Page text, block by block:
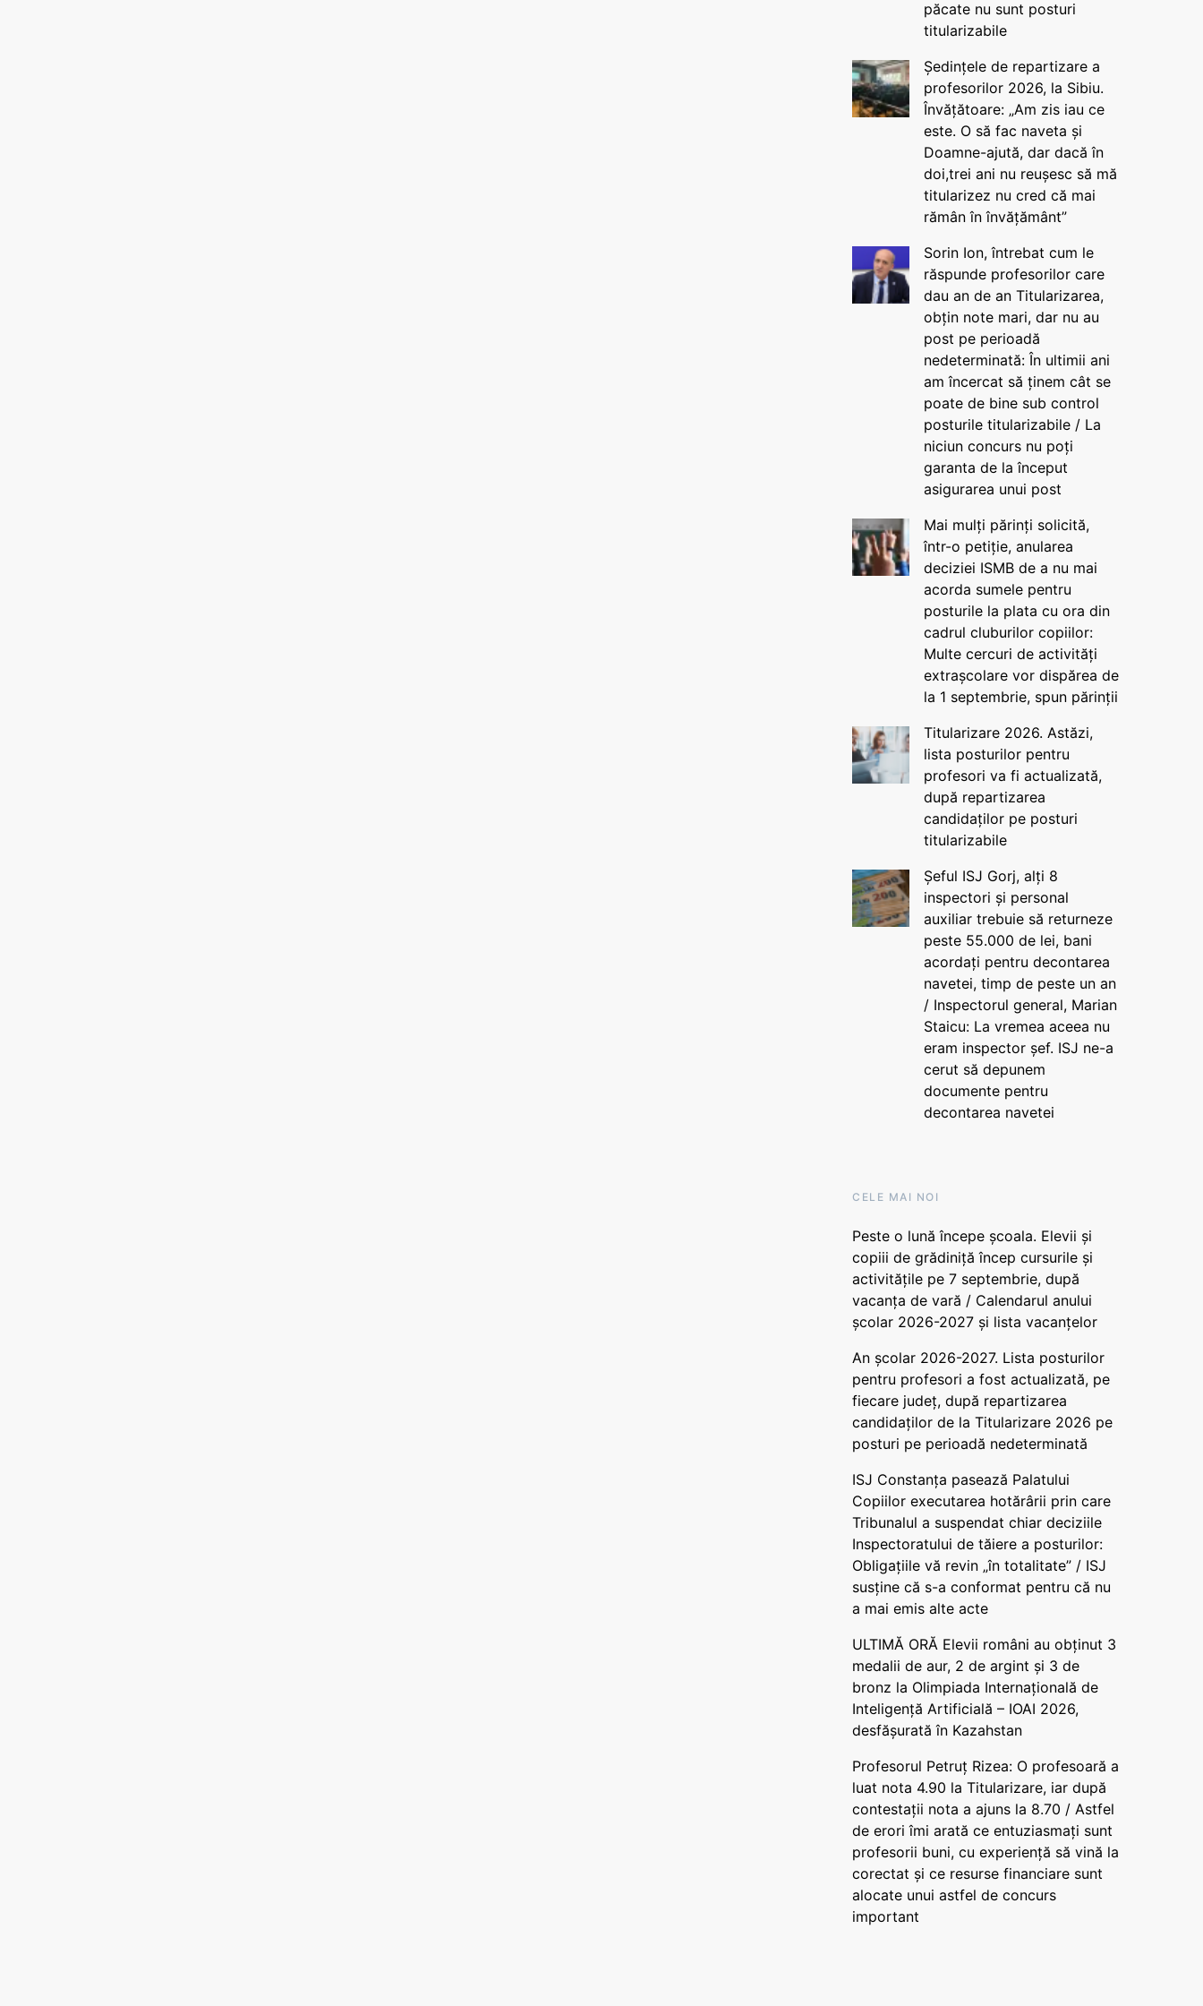
păcate nu sunt posturi
titularizabile
Ședințele de repartizare a
profesorilor 2026, la Sibiu.
Învățătoare: „Am zis iau ce
este. O să fac naveta și
Doamne-ajută, dar dacă în
doi,trei ani nu reușesc să mă
titularizez nu cred că mai
rămân în învățământ”
Sorin Ion, întrebat cum le
răspunde profesorilor care
dau an de an Titularizarea,
obțin note mari, dar nu au
post pe perioadă
nedeterminată: În ultimii ani
am încercat să ținem cât se
poate de bine sub control
posturile titularizabile / La
niciun concurs nu poți
garanta de la început
asigurarea unui post
Mai mulți părinți solicită,
într-o petiție, anularea
deciziei ISMB de a nu mai
acorda sumele pentru
posturile la plata cu ora din
cadrul cluburilor copiilor:
Multe cercuri de activități
extrașcolare vor dispărea de
la 1 septembrie, spun părinții
Titularizare 2026. Astăzi,
lista posturilor pentru
profesori va fi actualizată,
după repartizarea
candidaților pe posturi
titularizabile
Șeful ISJ Gorj, alți 8
inspectori și personal
auxiliar trebuie să returneze
peste 55.000 de lei, bani
acordați pentru decontarea
navetei, timp de peste un an
/ Inspectorul general, Marian
Staicu: La vremea aceea nu
eram inspector șef. ISJ ne-a
cerut să depunem
documente pentru
decontarea navetei
CELE MAI NOI
Peste o lună începe școala. Elevii și
copiii de grădiniță încep cursurile și
activitățile pe 7 septembrie, după
vacanța de vară / Calendarul anului
școlar 2026-2027 și lista vacanțelor
An școlar 2026-2027. Lista posturilor
pentru profesori a fost actualizată, pe
fiecare județ, după repartizarea
candidaților de la Titularizare 2026 pe
posturi pe perioadă nedeterminată
ISJ Constanța pasează Palatului
Copiilor executarea hotărârii prin care
Tribunalul a suspendat chiar deciziile
Inspectoratului de tăiere a posturilor:
Obligațiile vă revin „în totalitate” / ISJ
susține că s-a conformat pentru că nu
a mai emis alte acte
ULTIMĂ ORĂ Elevii români au obținut 3
medalii de aur, 2 de argint și 3 de
bronz la Olimpiada Internațională de
Inteligență Artificială – IOAI 2026,
desfășurată în Kazahstan
Profesorul Petruț Rizea: O profesoară a
luat nota 4.90 la Titularizare, iar după
contestații nota a ajuns la 8.70 / Astfel
de erori îmi arată ce entuziasmați sunt
profesorii buni, cu experiență să vină la
corectat și ce resurse financiare sunt
alocate unui astfel de concurs
important